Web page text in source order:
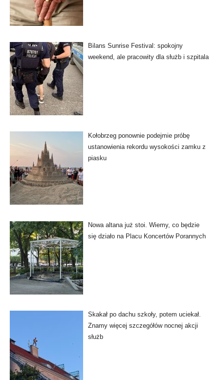
Bilans Sunrise Festival: spokojny
weekend, ale pracowity dla służb i szpitala
Kołobrzeg ponownie podejmie próbę
ustanowienia rekordu wysokości zamku z
piasku
Nowa altana już stoi. Wiemy, co będzie
się działo na Placu Koncertów Porannych
Skakał po dachu szkoły, potem uciekał.
Znamy więcej szczegółów nocnej akcji
służb